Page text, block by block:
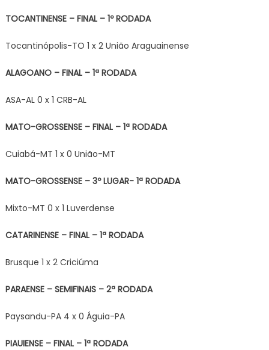
TOCANTINENSE – FINAL – 1º RODADA
Tocantinópolis-TO 1 x 2 União Araguainense
ALAGOANO – FINAL – 1ª RODADA
ASA-AL 0 x 1 CRB-AL
MATO-GROSSENSE – FINAL – 1ª RODADA
Cuiabá-MT 1 x 0 União-MT
MATO-GROSSENSE – 3º LUGAR- 1ª RODADA
Mixto-MT 0 x 1 Luverdense
CATARINENSE – FINAL – 1ª RODADA
Brusque 1 x 2 Criciúma
PARAENSE – SEMIFINAIS – 2ª RODADA
Paysandu-PA 4 x 0 Águia-PA
PIAUIENSE – FINAL – 1ª RODADA